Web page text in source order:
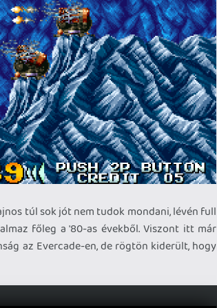
túl sok jót nem tudok mondani, lévén full
főleg a '80-as évekből. Viszont itt már
az Evercade-en, de rögtön kiderült, hogy